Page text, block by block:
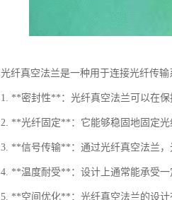
光纤真空法兰是一种用于连接光纤传
1. **密封性**：光纤真空法兰可以在保
2. **光纤固定**：它能够稳固地固定光
3. **信号传输**：通过光纤真空法兰，
4. **温度耐受**：设计上通常能承受一
5. **空间优化**：光纤真空法兰的设计